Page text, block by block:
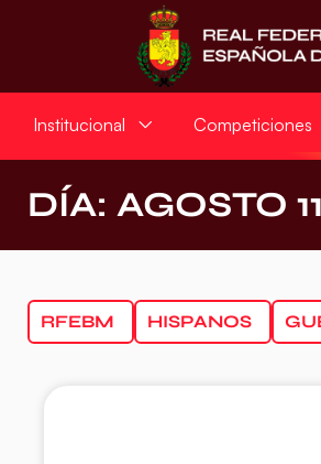
Institucional Competiciones
DÍA: AGOSTO
RFEBM HISPANOS